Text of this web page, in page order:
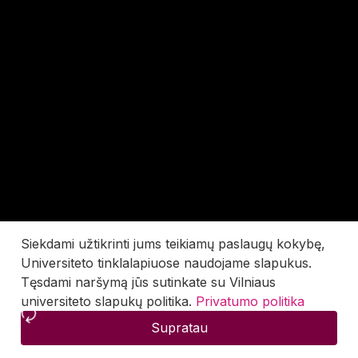
Siekdami užtikrinti jums teikiamų paslaugų kokybę,
Universiteto tinklalapiuose naudojame slapukus.
Tęsdami naršymą jūs sutinkate su Vilniaus
universiteto slapukų politika. Privatumo politika
Supratau